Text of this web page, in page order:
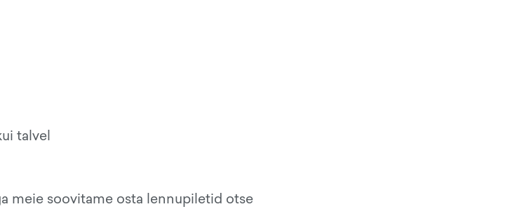
talvel
meie soovitame osta lennupiletid otse